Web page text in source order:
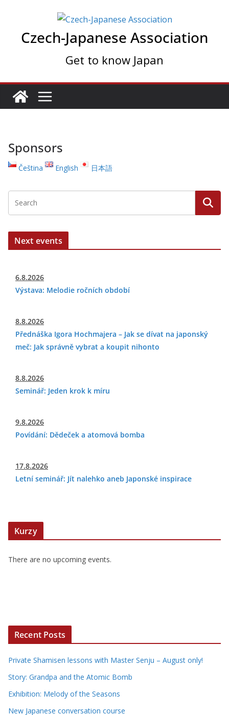
contentCzech-Japanese Association
Get to know Japan
Sponsors
Čeština English 日本語
Next events
6.8.2026
Výstava: Melodie ročních období
8.8.2026
Přednáška Igora Hochmajera – Jak se dívat na japonský
meč: Jak správně vybrat a koupit nihonto
8.8.2026
Seminář: Jeden krok k míru
9.8.2026
Povídání: Dědeček a atomová bomba
17.8.2026
Letní seminář: Jít nalehko aneb Japonské inspirace
Kurzy
There are no upcoming events.
Recent Posts
Private Shamisen lessons with Master Senju – August only!
Story: Grandpa and the Atomic Bomb
Exhibition: Melody of the Seasons
New Japanese conversation course